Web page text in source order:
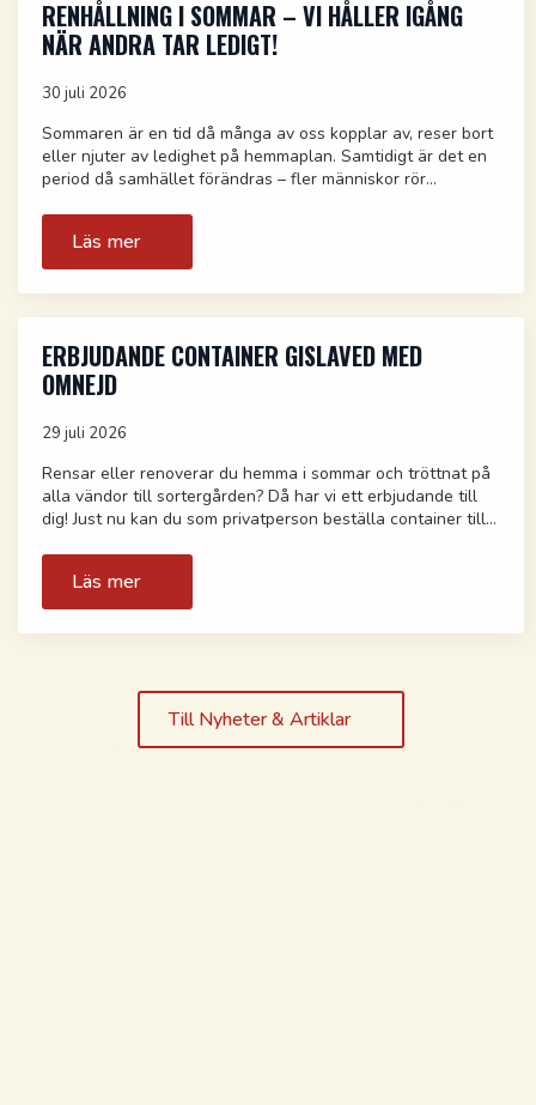
RENHÅLLNING I SOMMAR – VI HÅLLER IGÅNG
NÄR ANDRA TAR LEDIGT!
30 juli 2026
Sommaren är en tid då många av oss kopplar av, reser bort
eller njuter av ledighet på hemmaplan. Samtidigt är det en
period då samhället förändras – fler människor rör…
Läs mer
ERBJUDANDE CONTAINER GISLAVED MED
OMNEJD
29 juli 2026
Rensar eller renoverar du hemma i sommar och tröttnat på
alla vändor till sortergården? Då har vi ett erbjudande till
dig! Just nu kan du som privatperson beställa container till…
Läs mer
Till Nyheter & Artiklar